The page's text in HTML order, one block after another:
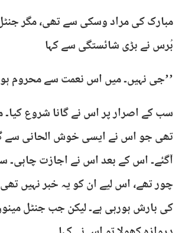
مبارک کی مراد وسکی سے تھی، مگر
بُرس نے بڑی شائستگی سے کہا
’’جی نہیں۔ میں اس نعمت سے محروم
سب کے اصرار پر اس نے گانا شروع
تھی جو اس نے ایسی خوش الحانی سے
آگئے۔ اس کے بعد اس نے اجازت چاہی۔
چور تھے، اس لیے ان کو یہ خبر نہیں
کی بارش ہورہی ہے۔ لیکن جب جنٹل